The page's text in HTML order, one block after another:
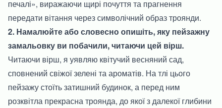
печалі», виражаючи щирі почуття та прагнення
передати вітання через символічний образ троянди.
2. Намалюйте або словесно опишіть, яку пейзажну
замальовку ви побачили, читаючи цей вірш.
Читаючи вірш, я уявляю квітучий весняний сад,
сповнений свіжої зелені та ароматів. На тлі цього
пейзажу стоїть затишний будинок, а перед ним
розквітла прекрасна троянда, до якої з далекої глибини